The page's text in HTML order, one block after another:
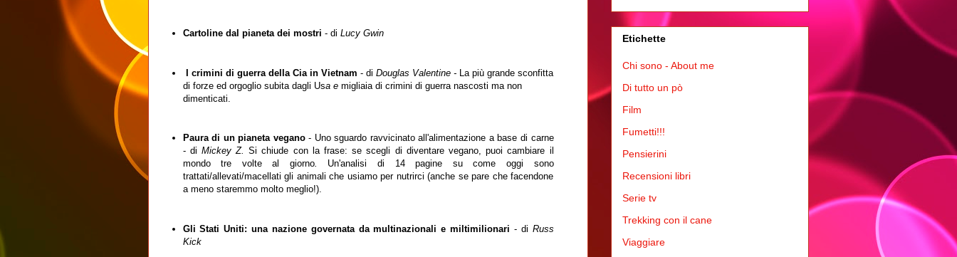
Cartoline dal pianeta dei mostri - di Lucy Gwin
I crimini di guerra della Cia in Vietnam - di Douglas Valentine -
La più grande sconfitta
di forze ed orgoglio subita dagli Usa emigliaia di crimini di guerra nascosti ma non
dimenticati.
Paura di un pianeta vegano- Uno sguardo ravvicinato all'alimentazione a base di carne
- di Mickey Z.Si chiude con la frase: se scegli di diventare vegano, puoi cambiare il
mondo tre volte al giorno. Un'analisi di 14 pagine sucome oggi sono
trattati/allevati/macellati gli animali che usiamo per nutrirci (anche se pare che facendone
a meno staremmo molto meglio!).
Gli Stati Uniti: una nazione governata da multinazionali e miltimilionari - di Russ
Kick
Etichette
Chi sono - About me
Di tutto un pò
Film
Fumetti!!!
Pensierini
Recensioni libri
Serie tv
Trekking con il cane
Viaggiare